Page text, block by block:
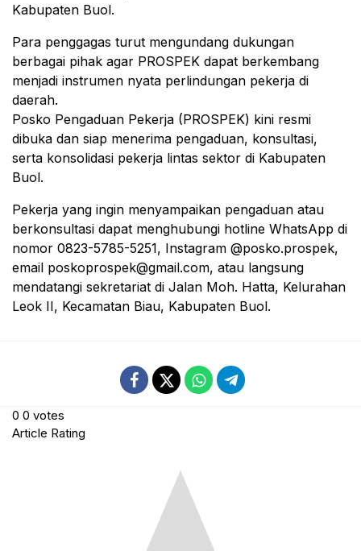
Kabupaten Buol.
Para penggagas turut mengundang dukungan
berbagai pihak agar PROSPEK dapat berkembang
menjadi instrumen nyata perlindungan pekerja di
daerah.
Posko Pengaduan Pekerja (PROSPEK) kini resmi
dibuka dan siap menerima pengaduan, konsultasi,
serta konsolidasi pekerja lintas sektor di Kabupaten
Buol.
Pekerja yang ingin menyampaikan pengaduan atau
berkonsultasi dapat menghubungi hotline WhatsApp di
nomor 0823-5785-5251, Instagram @posko.prospek,
email poskoprospek@gmail.com, atau langsung
mendatangi sekretariat di Jalan Moh. Hatta, Kelurahan
Leok II, Kecamatan Biau, Kabupaten Buol.
0 0 votes
Article Rating